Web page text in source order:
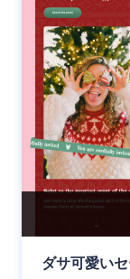
ダサ可愛い